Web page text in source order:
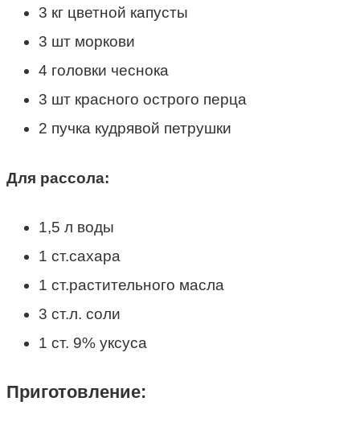
3 кг цветной капусты
3 шт моркови
4 головки чеснока
3 шт красного острого перца
2 пучка кудрявой петрушки
Для рассола:
1,5 л воды
1 ст.сахара
1 ст.растительного масла
3 ст.л. соли
1 ст. 9% уксуса
Приготовление: